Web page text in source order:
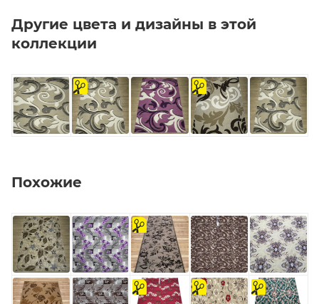
Другие цвета и дизайны в этой
коллекции
на
отрез
на
отрез
Похожие
на
отрез
на
отрез
на
отрез
на
отрез